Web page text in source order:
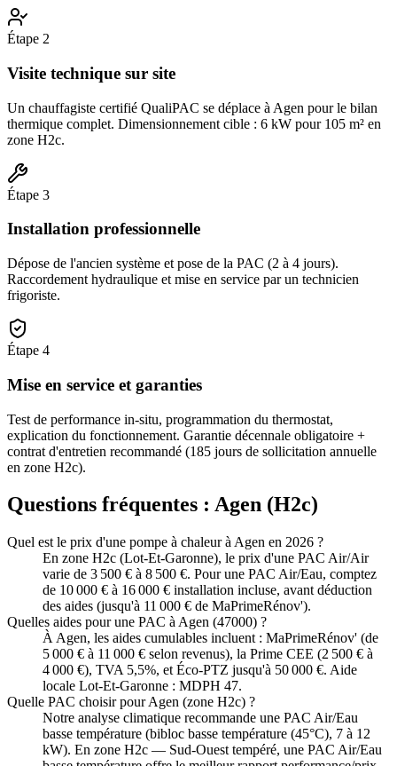
Étape 2
Visite technique sur site
Un chauffagiste certifié QualiPAC se déplace à Agen pour le bilan
thermique complet. Dimensionnement cible : 6 kW pour 105 m² en
zone H2c.
Étape 3
Installation professionnelle
Dépose de l'ancien système et pose de la PAC (2 à 4 jours).
Raccordement hydraulique et mise en service par un technicien
frigoriste.
Étape 4
Mise en service et garanties
Test de performance in-situ, programmation du thermostat,
explication du fonctionnement. Garantie décennale obligatoire +
contrat d'entretien recommandé (185 jours de sollicitation annuelle
en zone H2c).
Questions fréquentes : Agen (H2c)
Quel est le prix d'une pompe à chaleur à Agen en 2026 ?
En zone H2c (Lot-Et-Garonne), le prix d'une PAC Air/Air
varie de 3 500 € à 8 500 €. Pour une PAC Air/Eau, comptez
de 10 000 € à 16 000 € installation incluse, avant déduction
des aides (jusqu'à 11 000 € de MaPrimeRénov').
Quelles aides pour une PAC à Agen (47000) ?
À Agen, les aides cumulables incluent : MaPrimeRénov' (de
5 000 € à 11 000 € selon revenus), la Prime CEE (2 500 € à
4 000 €), TVA 5,5%, et Éco-PTZ jusqu'à 50 000 €. Aide
locale Lot-Et-Garonne : MDPH 47.
Quelle PAC choisir pour Agen (zone H2c) ?
Notre analyse climatique recommande une PAC Air/Eau
basse température (bibloc basse température (45°C), 7 à 12
kW). En zone H2c — Sud-Ouest tempéré, une PAC Air/Eau